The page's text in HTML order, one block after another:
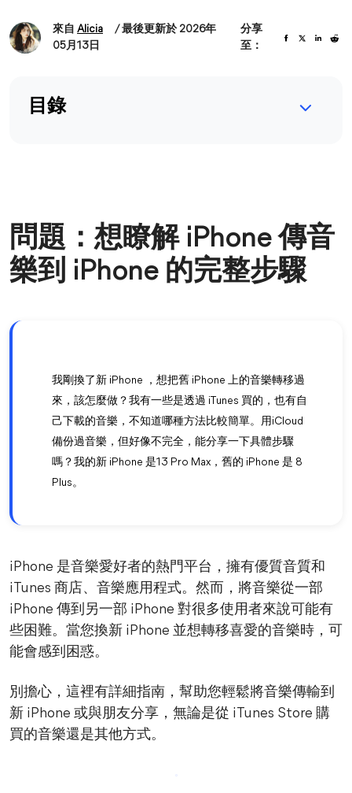
來自 Alicia
/ 最後更新於 2026年
05月13日
分享
至：
目錄
問題：想瞭解 iPhone 傳音
樂到 iPhone 的完整步驟
我剛換了新 iPhone ，想把舊 iPhone 上的音樂轉移過
來，該怎麼做？我有一些是透過 iTunes 買的，也有自
己下載的音樂，不知道哪種方法比較簡單。用iCloud
備份過音樂，但好像不完全，能分享一下具體步驟
嗎？我的新 iPhone 是13 Pro Max，舊的 iPhone 是 8
Plus。
iPhone 是音樂愛好者的熱門平台，擁有優質音質和
iTunes 商店、音樂應用程式。然而，將音樂從一部
iPhone 傳到另一部 iPhone 對很多使用者來說可能有
些困難。當您換新 iPhone 並想轉移喜愛的音樂時，可
能會感到困惑。
別擔心，這裡有詳細指南，幫助您輕鬆將音樂傳輸到
新 iPhone 或與朋友分享，無論是從 iTunes Store 購
買的音樂還是其他方式。